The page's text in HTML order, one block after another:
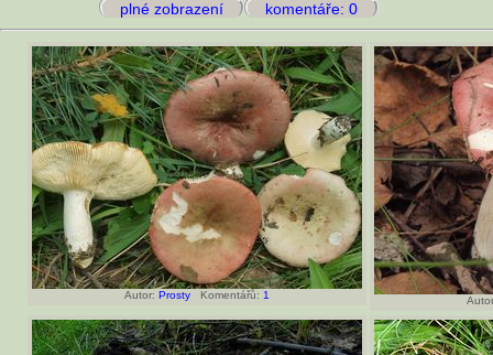
plné zobrazení komentáře: 0
Autor: Prosty Komentářů: 1